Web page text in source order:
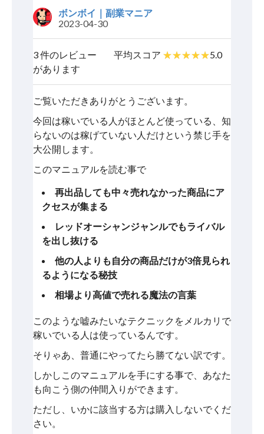
ボンボイ｜副業マニア
2023-04-30
3 件のレビュー
があります
平均スコア 5.0
ご覧いただきありがとうございます。
今回は稼いでいる人がほとんど使っている、知
らないのは稼げていない人だけという禁じ手を
大公開します。
このマニュアルを読む事で
再出品しても中々売れなかった商品にア
クセスが集まる
レッドオーシャンジャンルでもライバル
を出し抜ける
他の人よりも自分の商品だけが3倍見られ
るようになる秘技
相場より高値で売れる魔法の言葉
このような嘘みたいなテクニックをメルカリで
稼いでいる人は使っているんです。
そりゃあ、普通にやってたら勝てない訳です。
しかしこのマニュアルを手にする事で、あなた
も向こう側の仲間入りができます。
ただし、いかに該当する方は購入しないでくだ
さい。